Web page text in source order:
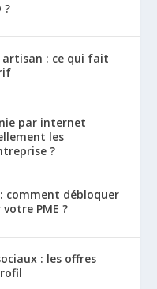
?
artisan : ce qui fait
par internet
les
?
comment débloquer
PME ?
: les offres